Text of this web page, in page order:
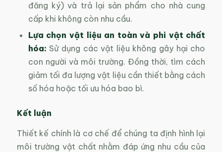
đăng ký) và trả lại sản phẩm cho nhà cung
cấp khi không còn nhu cầu.
Lựa chọn vật liệu an toàn và phi vật chất
hóa: Sử dụng các vật liệu không gây hại cho
con người và môi trường. Đồng thời, tìm cách
giảm tối đa lượng vật liệu cần thiết bằng cách
số hóa hoặc tối ưu hóa bao bì.
Kết luận
Thiết kế chính là cơ chế để chúng ta định hình lại
môi trường vật chất nhằm đáp ứng nhu cầu của